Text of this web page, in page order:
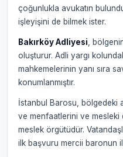
çoğunlukla avukatın
işleyişini de bilmek ister.
Bakırköy Adliyesi ,
oluşturur. Adli yargı
mahkemelerinin yanı sıra
konumlanmıştır.
İstanbul Barosu, bölgedeki
ve menfaatlerini ve mesleki
meslek örgütüdür.
ilk başvuru mercii baronun